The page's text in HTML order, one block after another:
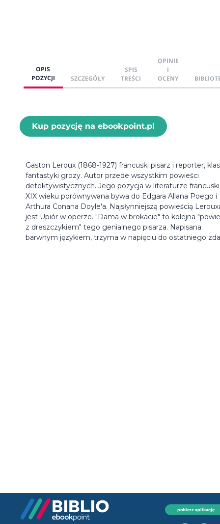
OPIS
POZYCJI
SZCZEGÓŁY
SPIS
TREŚCI
OPINIE
I
OCENY
Kup pozycję na ebookpoint.pl
Gaston Leroux (1868-1927) francuski pisarz i reporter,
fantastyki grozy. Autor przede wszystkim powieści
detektywistycznych. Jego pozycja w literaturze
XIX wieku porównywana bywa do Edgara Allana Poego i
Arthura Conana Doyle'a. Najsłynniejszą powieścią
jest Upiór w operze. "Dama w brokacie" to kolejna
z dreszczykiem" tego genialnego pisarza. Napisana
barwnym językiem, trzyma w napięciu do ostatniego
pobierz aplikację